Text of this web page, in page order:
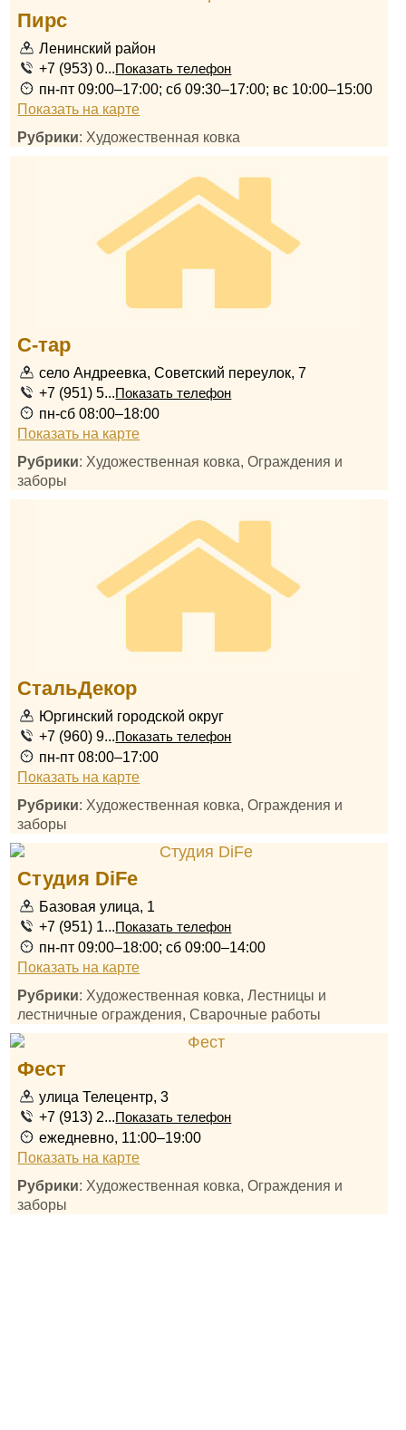
Пирс
Ленинский район
+7 (953) 0...Показать телефон
пн-пт 09:00–17:00; сб 09:30–17:00; вс 10:00–15:00
Показать на карте
Рубрики: Художественная ковка
С-тар
село Андреевка, Советский переулок, 7
+7 (951) 5...Показать телефон
пн-сб 08:00–18:00
Показать на карте
Рубрики: Художественная ковка, Ограждения и
заборы
СтальДекор
Юргинский городской округ
+7 (960) 9...Показать телефон
пн-пт 08:00–17:00
Показать на карте
Рубрики: Художественная ковка, Ограждения и
заборы
Студия DiFe
Базовая улица, 1
+7 (951) 1...Показать телефон
пн-пт 09:00–18:00; сб 09:00–14:00
Показать на карте
Рубрики: Художественная ковка, Лестницы и
лестничные ограждения, Сварочные работы
Фест
улица Телецентр, 3
+7 (913) 2...Показать телефон
ежедневно, 11:00–19:00
Показать на карте
Рубрики: Художественная ковка, Ограждения и
заборы